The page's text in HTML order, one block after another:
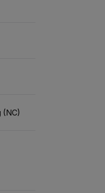
(NC)